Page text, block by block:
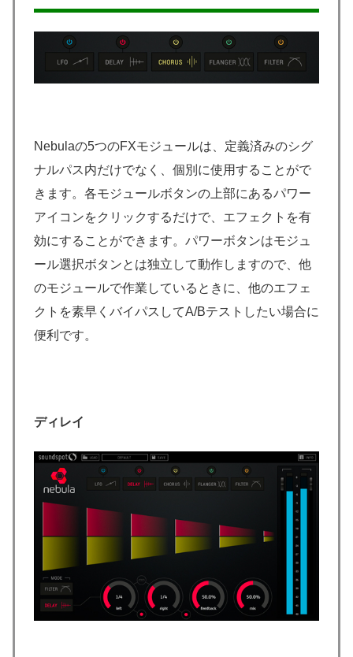
Nebulaの5つのFXモジュールは、定義済みのシグ
ナルパス内だけでなく、個別に使用することがで
きます。各モジュールボタンの上部にあるパワー
アイコンをクリックするだけで、エフェクトを有
効にすることができます。パワーボタンはモジュ
ール選択ボタンとは独立して動作しますので、他
のモジュールで作業しているときに、他のエフェ
クトを素早くバイパスしてA/Bテストしたい場合に
便利です。
ディレイ